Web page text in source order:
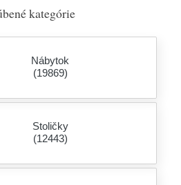
kategórie
Nábytok
(19869)
Stoličky
(12443)